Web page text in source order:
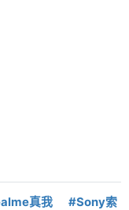
真我
#Sony索